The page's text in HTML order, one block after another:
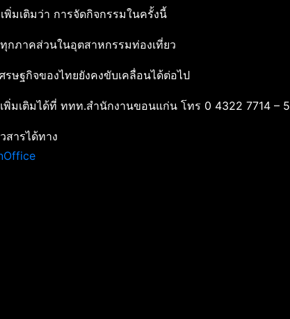
มเติมว่า การจัดกิจกรรมในครั้งนี้
กภาคส่วนในอุตสาหกรรมท่องเที่ยว
ษฐกิจของไทยยังคงขับเคลื่อนได้ต่อไป
มเติมได้ที่ ททท.สำนักงานขอนแก่น โทร 0 4322 7714 – 5
สารได้ทาง